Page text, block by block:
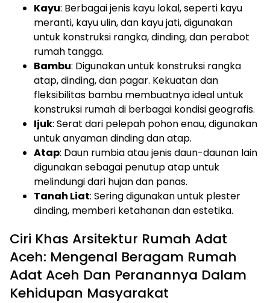
Kayu: Berbagai jenis kayu lokal, seperti kayu
meranti, kayu ulin, dan kayu jati, digunakan
untuk konstruksi rangka, dinding, dan perabot
rumah tangga.
Bambu: Digunakan untuk konstruksi rangka
atap, dinding, dan pagar. Kekuatan dan
fleksibilitas bambu membuatnya ideal untuk
konstruksi rumah di berbagai kondisi geografis.
Ijuk: Serat dari pelepah pohon enau, digunakan
untuk anyaman dinding dan atap.
Atap: Daun rumbia atau jenis daun-daunan lain
digunakan sebagai penutup atap untuk
melindungi dari hujan dan panas.
Tanah Liat: Sering digunakan untuk plester
dinding, memberi ketahanan dan estetika.
Ciri Khas Arsitektur Rumah Adat
Aceh: Mengenal Beragam Rumah
Adat Aceh Dan Peranannya Dalam
Kehidupan Masyarakat